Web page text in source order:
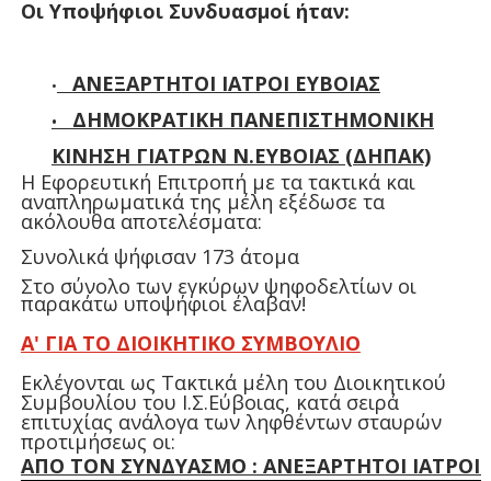
Οι Υποψήφιοι Συνδυασμοί ήταν:
• ΑΝΕΞΑΡΤΗΤΟΙ ΙΑΤΡΟΙ ΕΥΒΟΙΑΣ
•
ΔΗΜΟΚΡΑΤΙΚΗ ΠΑΝΕΠΙΣΤΗΜΟΝΙΚΗ
ΚΙΝΗΣΗ ΓΙΑΤΡΩΝ Ν.ΕΥΒΟΙΑΣ (ΔΗΠΑΚ)
Η Εφορευτική Επιτροπή με τα τακτικά και
αναπληρωματικά της μέλη εξέδωσε τα
ακόλουθα αποτελέσματα:
Συνολικά ψήφισαν 173 άτομα
Στο σύνολο των εγκύρων ψηφοδελτίων οι
παρακάτω υποψήφιοι έλαβαν!
Α' ΓΙΑ ΤΟ ΔΙΟΙΚΗΤΙΚΟ ΣΥΜΒΟΥΛΙΟ
Εκλέγονται ως Τακτικά μέλη του Διοικητικού
Συμβουλίου του Ι.Σ.Εύβοιας, κατά σειρά
επιτυχίας ανάλογα των ληφθέντων σταυρών
προτιμήσεως οι:
ΑΠΟ ΤΟΝ ΣΥΝΔΥΑΣΜΟ : ΑΝΕΞΑΡΤΗΤΟΙ ΙΑΤΡΟΙ